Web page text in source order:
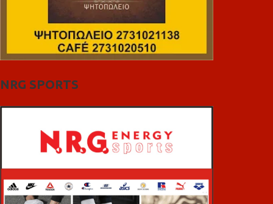
NRG SPORTS